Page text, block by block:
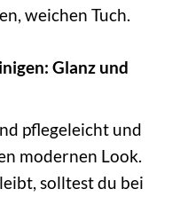
weichen Tuch.
Glanz und
pflegeleicht und
modernen Look.
solltest du bei